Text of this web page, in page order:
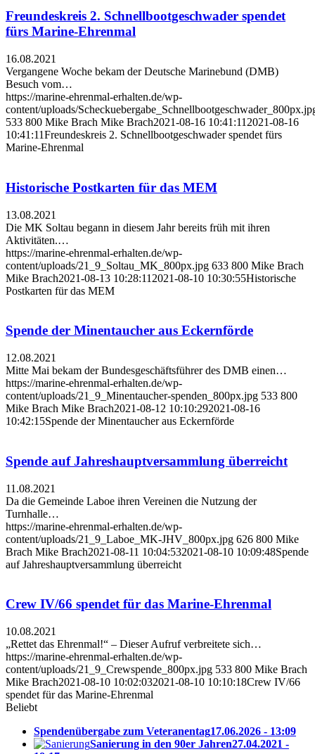
Freundeskreis 2. Schnellbootgeschwader spendet
fürs Marine-Ehrenmal
16.08.2021
Vergangene Woche bekam der Deutsche Marinebund (DMB)
Besuch vom…
https://marine-ehrenmal-erhalten.de/wp-
content/uploads/
533 800 Mike Brach Mike Brach2021-08-16 10:41:11 2021-08-16
10:41:11Freundeskreis 2. Schnellbootgeschwader spendet fürs
Marine-Ehrenmal
Historische Postkarten für das MEM
13.08.2021
Die MK Soltau begann in diesem Jahr bereits früh mit ihren
Aktivitäten.…
https://marine-ehrenmal-erhalten.de/wp-
content/uploads/21_9_Soltau_MK_800px.jpg 633 800 Mike Brach
Mike Brach2021-08-13 10:28:11 2021-08-10 10:30:55Historische
Postkarten für das MEM
Spende der Minentaucher aus Eckernförde
12.08.2021
Mitte Mai bekam der Bundesgeschäftsführer des DMB einen…
https://marine-ehrenmal-erhalten.de/wp-
content/uploads/21_9_Minentaucher-spenden_800px.jpg 533 800
Mike Brach Mike Brach2021-08-12 10:10:292021-08-16
10:42:15Spende der Minentaucher aus Eckernförde
Spende auf Jahreshauptversammlung überreicht
11.08.2021
Da die Gemeinde Laboe ihren Vereinen die Nutzung der
Turnhalle…
https://marine-ehrenmal-erhalten.de/wp-
content/uploads/21_9_Laboe_MK-JHV_800px.jpg 626 800 Mike
Brach Mike Brach2021-08-11 10:04:532021-08-10 10:09:48Spende
auf Jahreshauptversammlung überreicht
Crew IV/66 spendet für das Marine-Ehrenmal
10.08.2021
„Rettet das Ehrenmal!“ – Dieser Aufruf verbreitete sich…
https://marine-ehrenmal-erhalten.de/wp-
content/uploads/21_9_Crewspende_800px.jpg 533 800 Mike Brach
Mike Brach2021-08-10 10:02:032021-08-10 10:10:18Crew IV/66
spendet für das Marine-Ehrenmal
Beliebt
Spendenübergabe zum Veteranentag17.06.2026 - 13:09
Sanierung in den 90er Jahren27.04.2021 -